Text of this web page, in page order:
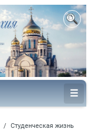
/ Студенческая жизнь